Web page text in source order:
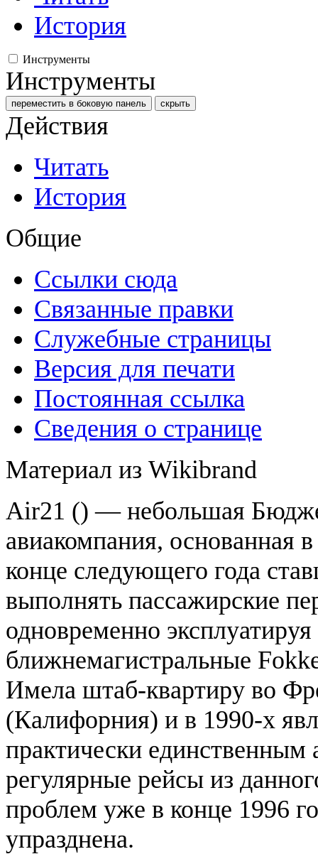
История
Инструменты
Инструменты
переместить в боковую панель скрыть
Действия
Читать
История
Общие
Ссылки сюда
Связанные правки
Служебные страницы
Версия для печати
Постоянная ссылка
Сведения о странице
Материал из Wikibrand
Air21 () — небольшая
авиакомпания, основанная
конце следующего года
выполнять пассажирские
одновременно эксплуатируя
ближнемагистральные
Имела штаб-квартиру во
(Калифорния) и в 1990-х
практически
регулярные рейсы из
проблем уже в конце 1996
упразднена.